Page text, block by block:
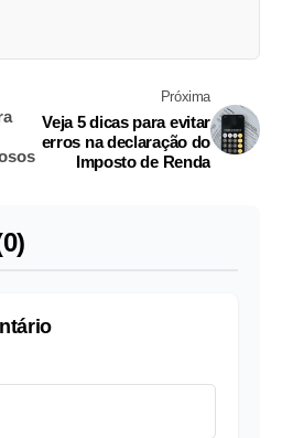
Próxima
Veja 5 dicas para evitar
erros na declaração do
Imposto de Renda